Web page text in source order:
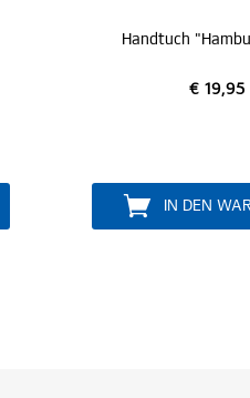
Handtuch "Hamburger SV"
IN DEN WARENKORB